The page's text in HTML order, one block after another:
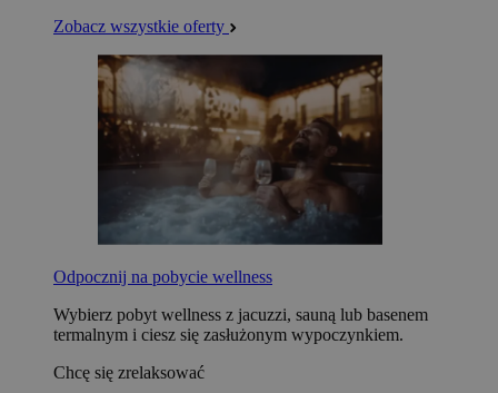
Zobacz wszystkie oferty
Odpocznij na pobycie wellness
Wybierz pobyt wellness z jacuzzi, sauną lub basenem
termalnym i ciesz się zasłużonym wypoczynkiem.
Chcę się zrelaksować